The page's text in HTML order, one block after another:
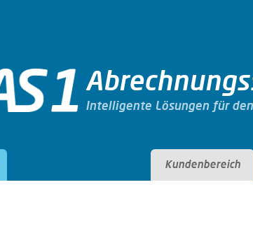
Intelligente Lösungen für
Kundenbereich